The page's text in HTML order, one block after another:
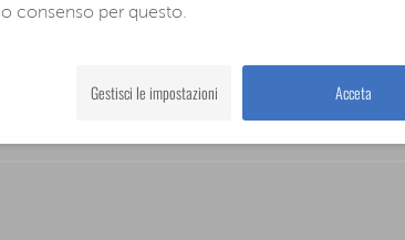
consenso per questo.
Acceta
Gestisci le impostazioni